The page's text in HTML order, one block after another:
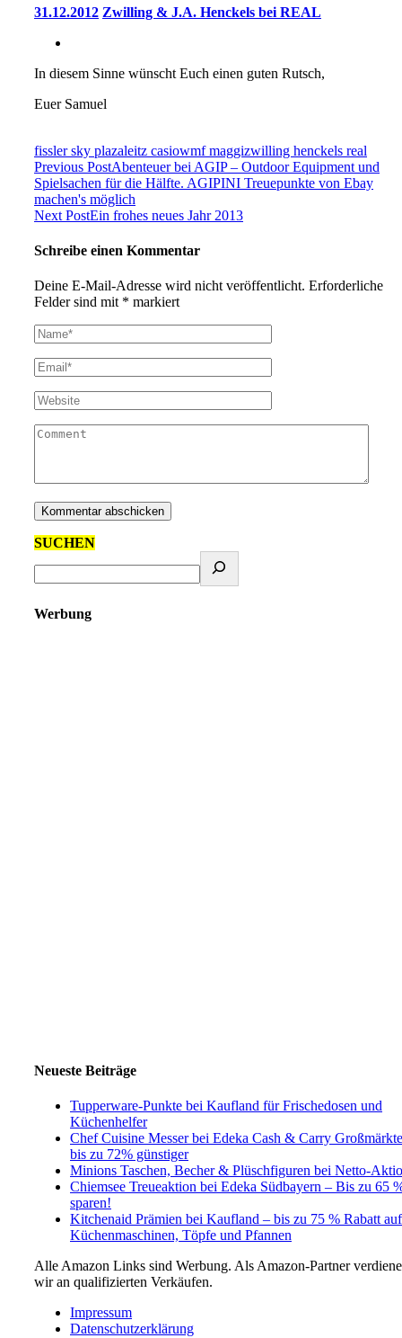
31.12.2012 Zwilling & J.A. Henckels bei REAL
In diesem Sinne wünscht Euch einen guten Rutsch,
Euer Samuel
fissler sky plazaleitz casiowmf maggizwilling henckels real
Previous PostAbenteuer bei AGIP – Outdoor Equipment und
Spielsachen für die Hälfte. AGIPINI Treuepunkte von Ebay
machen's möglich
Next PostEin frohes neues Jahr 2013
Schreibe einen Kommentar
Deine E-Mail-Adresse wird nicht veröffentlicht. Erforderliche
Felder sind mit * markiert
SUCHEN
Werbung
Neueste Beiträge
Tupperware-Punkte bei Kaufland für Frischedosen und
Küchenhelfer
Chef Cuisine Messer bei Edeka Cash & Carry
bis zu 72% günstiger
Minions Taschen, Becher & Plüschfiguren bei Netto-
Chiemsee Treueaktion bei Edeka Südbayern – Bis zu 65
sparen!
Kitchenaid Prämien bei Kaufland – bis zu 75 % Rabatt auf
Küchenmaschinen, Töpfe und Pfannen
Alle Amazon Links sind Werbung. Als Amazon-Partner
wir an qualifizierten Verkäufen.
Impressum
Datenschutzerklärung